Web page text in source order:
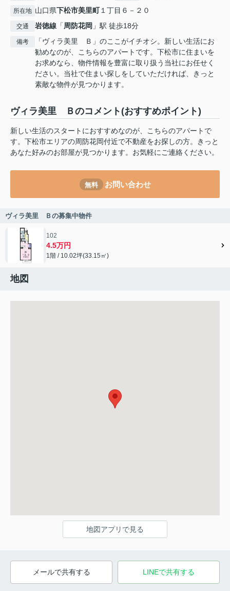
所在地 山口県下松市美里町１丁目６－２０
交通 岩徳線 「周防花岡 」駅 徒歩18分
備考
「ヴィラ美里 Ｂ」のここがイチオシ。新しい生活にお
勧めなのが、こちらのアパートです。下松市に住まいを
お求めなら、物件情報を豊富に取り扱う当社にお任せく
ださい。当社で住まい探しをしていただければ、きっと
素敵な物件が見つかります。
ヴィラ美里 Ｂのコメント(おすすめポイント)
新しい生活のスタートにおすすめなのが、こちらのアパートで
す。下松市エリアの周防花岡付近で不動産をお探しの方。きっと
あなた好みのお部屋が見つかります。お気軽にご連絡ください。
無料 お問い合わせ
ヴィラ美里 Ｂの募集中物件
102
4.5万円
1階 / 10.02坪(33.15㎡)
地図
地図アプリで見る
メールで共有する LINEで共有する